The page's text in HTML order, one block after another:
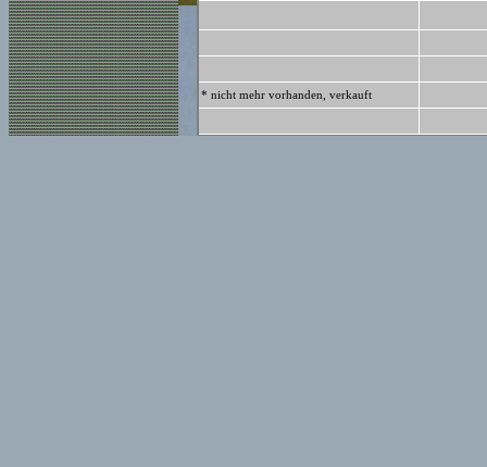
* nicht mehr vorhanden, verkauft